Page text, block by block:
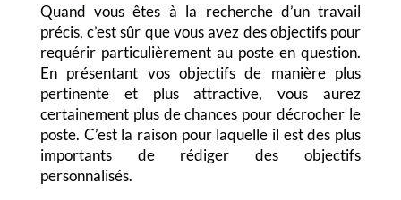
Quand vous êtes à la recherche d’un travail
précis, c’est sûr que vous avez des objectifs pour
requérir particulièrement au poste en question.
En présentant vos objectifs de manière plus
pertinente et plus attractive, vous aurez
certainement plus de chances pour décrocher le
poste. C’est la raison pour laquelle il est des plus
importants de rédiger des objectifs
personnalisés.